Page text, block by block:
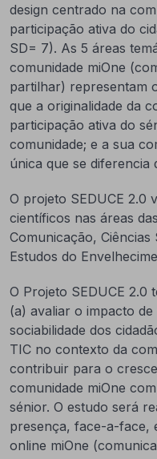
design centrado na
participação ativa do
SD= 7). As 5 áreas
comunidade miOne
partilhar) representam
que a originalidade da
participação ativa do
comunidade; e a sua
única que se diferencia
O projeto SEDUCE 2.0
científicos nas áreas
Comunicação, Ciências
Estudos do
O Projeto SEDUCE 2.0
(a) avaliar o impacto
sociabilidade dos
TIC no contexto da
contribuir para o
comunidade miOne
sénior. O estudo será
presença, face-a-face,
online miOne